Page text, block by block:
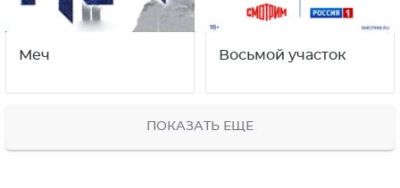
Меч Восьмой участок
ПОКАЗАТЬ ЕЩЕ